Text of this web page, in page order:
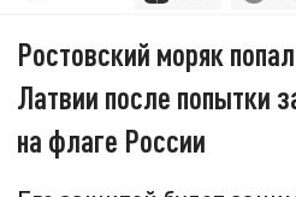
Ростовский моряк
Латвии после попытки
на флаге России